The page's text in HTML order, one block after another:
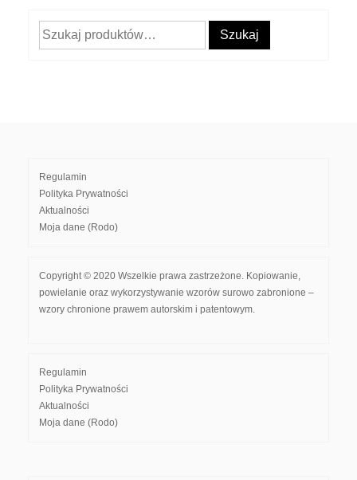
Szukaj: Szukaj
Regulamin
Polityka Prywatności
Aktualności
Moja dane (Rodo)
Copyright © 2020 Wszelkie prawa zastrzeżone. Kopiowanie,
powielanie oraz wykorzystywanie wzorów surowo zabronione –
wzory chronione prawem autorskim i patentowym.
Regulamin
Polityka Prywatności
Aktualności
Moja dane (Rodo)